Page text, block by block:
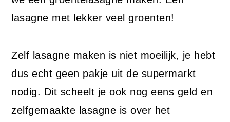
lasagne met lekker veel groenten!
Zelf lasagne maken is niet moeilijk, je hebt
dus echt geen pakje uit de supermarkt
nodig. Dit scheelt je ook nog eens geld en
zelfgemaakte lasagne is over het